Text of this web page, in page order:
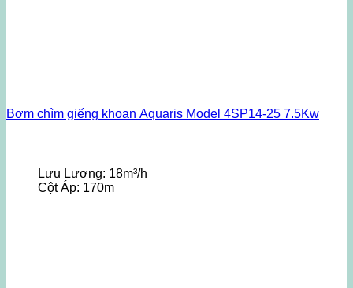
Bơm chìm giếng khoan Aquaris Model 4SP14-25 7.5Kw
Lưu Lượng: 18m³/h
Cột Áp: 170m